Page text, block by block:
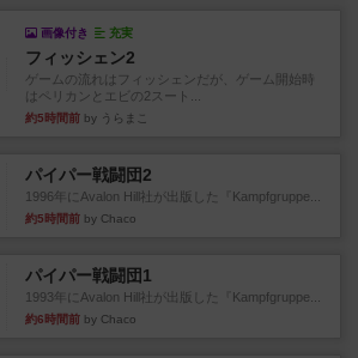
画像付き 充実
フィッシェン2
ゲームの流れはフィッシェンだが、ゲーム開始時
はペリカンとエビの2スート...
約5時間前 by うらまこ
パイパー戦闘団2
1996年にAvalon Hill社が出版した『Kampfgruppe...
約5時間前 by Chaco
パイパー戦闘団1
1993年にAvalon Hill社が出版した『Kampfgruppe...
約6時間前 by Chaco